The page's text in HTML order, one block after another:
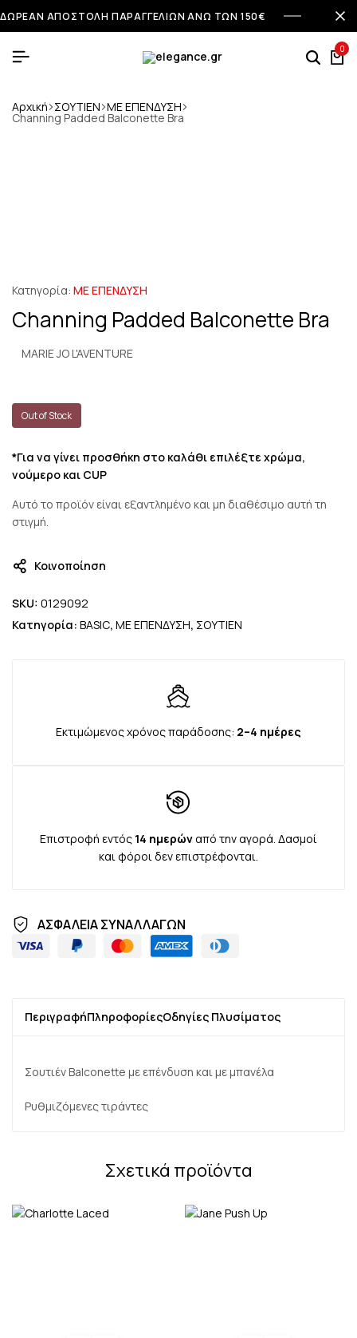
ΔΩΡΕΑΝ ΑΠΟΣΤΟΛΗ ΠΑΡΑΓΓΕΛΙΩΝ ΑΝΩ ΤΩΝ 150€
0
Αρχική ΣΟΥΤΙΕΝ ΜΕ ΕΠΕΝΔΥΣΗ
Channing Padded Balconette Bra
Κατηγορία: ΜΕ ΕΠΕΝΔΥΣΗ
Channing Padded Balconette Bra
MARIE JO L'AVENTURE
Out of Stock
*Για να γίνει προσθήκη στο καλάθι επιλέξτε χρώμα,
νούμερο και CUP
Αυτό το προϊόν είναι εξαντλημένο και μη διαθέσιμο αυτή τη
στιγμή.
Κοινοποίηση
SKU: 0129092
Κατηγορία: BASIC, ΜΕ ΕΠΕΝΔΥΣΗ, ΣΟΥΤΙΕΝ
Box
Εκτιμώμενος χρόνος παράδοσης: 2–4 ημέρες
Επιστροφή εντός 14 ημερώναπό την αγορά. Δασμοί
και φόροι δεν επιστρέφονται.
Custom
HTML
ΑΣΦΑΛΕΙΑ ΣΥΝΑΛΛΑΓΩΝ
ΠεριγραφήΠληροφορίεςΟδηγίες Πλυσίματος
Σουτιέν Balconette με επένδυση και με μπανέλα
Ρυθμιζόμενες τιράντες
Σχετικά προϊόντα